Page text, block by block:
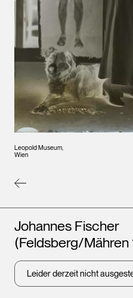
Leopold Museum,
Wien
Künstler*innen
Johannes Fischer
(Feldsberg/Mähren
Leider derzeit nicht